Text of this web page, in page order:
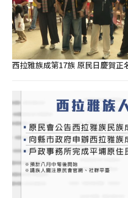
西拉雅族成第17族 原民日慶賀正